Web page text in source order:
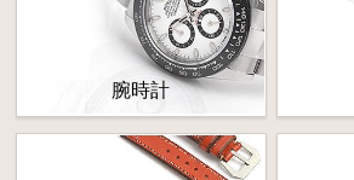
腕時計